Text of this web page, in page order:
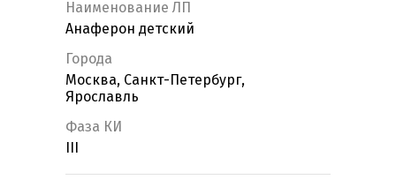
Наименование ЛП
Анаферон детский
Города
Москва, Санкт-Петербург,
Ярославль
Фаза КИ